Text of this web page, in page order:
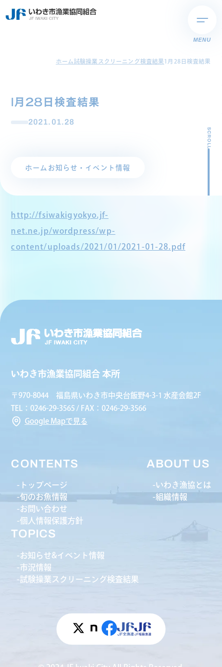
MENU
ホーム試験操業スクリーニング検査結果1月28日検査結果
1月28日検査結果
2021.01.28
ホーム お知らせ・イベント情報
SCROLL
http://fsiwakigyokyo.jf-
net.ne.jp/wordpress/wp-
content/uploads/2021/01/2021-01-28.pdf
いわき市漁業協同組合 本所
〒970-8044 福島県いわき市中央台飯野4-3-1 水産会館2F
TEL：0246-29-3565 / FAX：0246-29-3566
Google Mapで見る
CONTENTS
トップページ
旬のお魚情報
お問い合わせ
個人情報保護方針
ABOUT US
いわき漁協とは
組織情報
TOPICS
お知らせ&イベント情報
市況情報
試験操業スクリーニング検査結果